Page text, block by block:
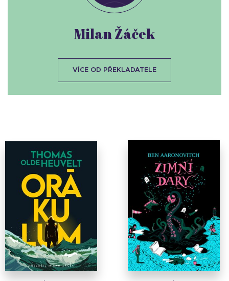
Milan Žáček
VÍCE OD PŘEKLADATELE